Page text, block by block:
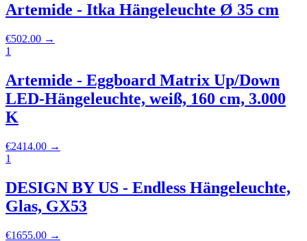
Artemide - Itka Hängeleuchte Ø 35 cm
€502.00 →
1
Artemide - Eggboard Matrix Up/Down
LED-Hängeleuchte, weiß, 160 cm, 3.000
K
€2414.00 →
1
DESIGN BY US - Endless Hängeleuchte,
Glas, GX53
€1655.00 →